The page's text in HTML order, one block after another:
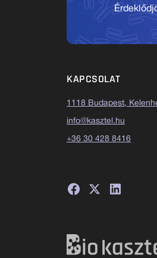
KAPCSOLAT
1118 Budapest,
info@kasztel.hu
+36 30 428 8416